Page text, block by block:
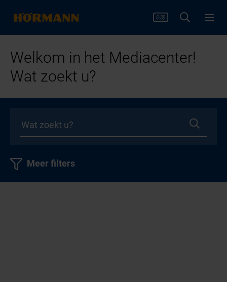
Welkom in het Mediacenter!
Wat zoekt u?
Meer filters